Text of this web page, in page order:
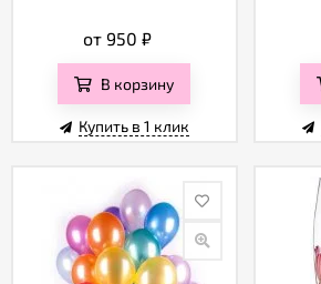
от 950₽
В корзину
Купить в 1 клик